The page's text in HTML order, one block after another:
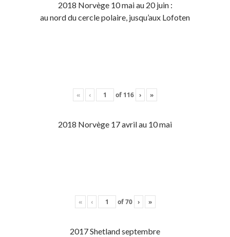
2018 Norvège 10 mai au 20 juin :
au nord du cercle polaire, jusqu’aux Lofoten
« ‹ of 116 › »
2018 Norvège 17 avril au 10 mai
« ‹ of70 › »
2017 Shetland septembre